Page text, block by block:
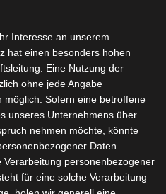
04
Checkout
24 Stunden*
Interesse an unserem
hat einen besonders hohen
Eine Nutzung der
ohne jede Angabe
möglich. Sofern eine betroffene
unseres Unternehmens über
nehmen möchte, könnte
Daten
personenbezogener
für eine solche Verarbeitung